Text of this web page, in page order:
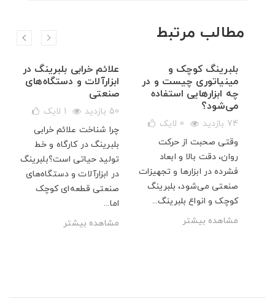
مطالب مرتبط
علائم خرابی بلبرینگ در
ابزارآلات و دستگاه‌های
صنعتی
50 بازدید 1 لایک
چرا شناخت علائم خرابی
بلبرینگ در کارگاه و خط
تولید حیاتی است؟بلبرینگ
در ابزارآلات و دستگاه‌های
صنعتی قطعه‌ای کوچک
اما...
مشاهده بیشتر
بلبرینگ کوچک و
مینیاتوری چیست و در
چه ابزارهایی استفاده
می‌شود؟
74 بازدید 0 لایک
وقتی صحبت از حرکت
روان، دقت بالا و ابعاد
فشرده در ابزارها و تجهیزات
صنعتی می‌شود، بلبرینگ
کوچک و انواع بلبرینگ...
مشاهده بیشتر